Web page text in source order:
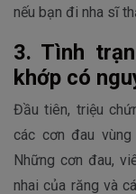
nếu bạn đi nha sĩ
3. Tình
khớp có
Đầu tiên, triệu
các cơn đau
Những cơn đau,
nhai của răng và